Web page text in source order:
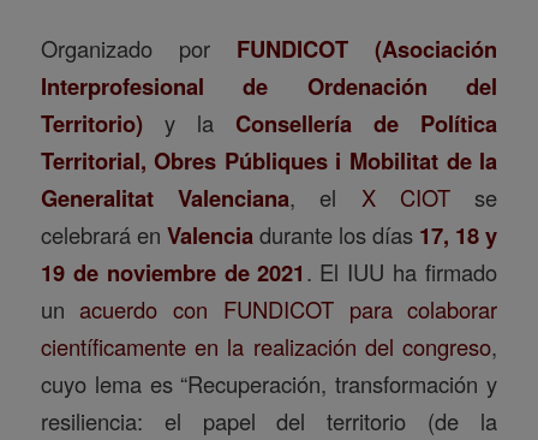
Organizado por FUNDICOT
(Asociación
Interprofesional de Ordenación del
Territorio)y la Consellería de Política
Territorial, Obres Públiques i Mobilitat de la
Generalitat Valenciana, el X CIOT se
celebrará en Valencia durante los días 17, 18 y
19 de noviembre de 2021. El IUU ha firmado
un acuerdo con FUNDICOT para colaborar
científicamente en la realización del congreso,
cuyo lema es “Recuperación, transformación y
resiliencia: el papel del territorio (de la